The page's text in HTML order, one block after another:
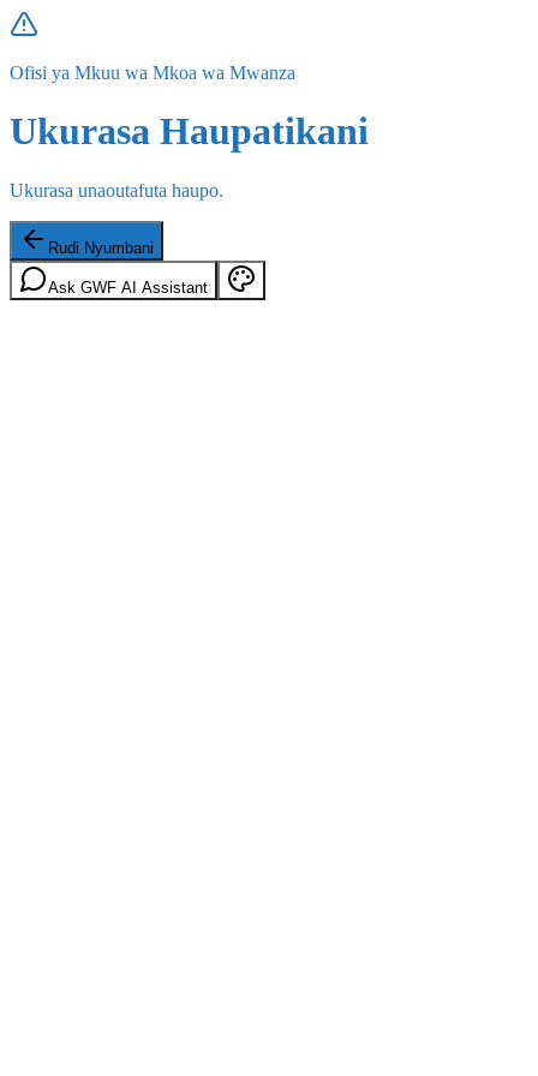
Ofisi ya Mkuu wa Mkoa wa Mwanza
Ukurasa Haupatikani
Ukurasa unaoutafuta haupo.
Rudi Nyumbani
Ask GWF AI Assistant